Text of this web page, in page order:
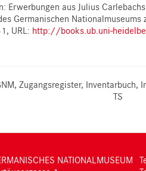
Erwerbungen aus Julius
Germanischen
URL: http://books.ub.uni-
Zugangsregister,
TS
NATIONALMUSEUM